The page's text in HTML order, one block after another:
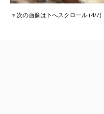
▼次の画像は下へスクロール (4/7)